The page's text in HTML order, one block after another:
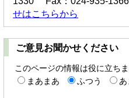
せはこちらから
ご意見お聞かせください
このページの情報は役に立ち
まあまあ
ふつう あ